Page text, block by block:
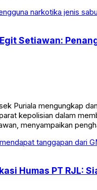
Setiawan:
Puriala mengungkap
kepolisian dalam
menyampaikan
Humas PT RJL: